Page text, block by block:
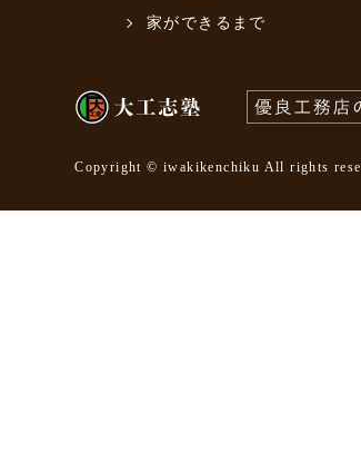
家ができるまで
Copyright © iwakikenchiku All rights